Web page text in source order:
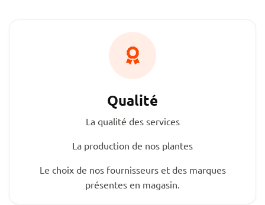
Qualité
La qualité des services
La production de nos plantes
Le choix de nos fournisseurs et des marques
présentes en magasin.